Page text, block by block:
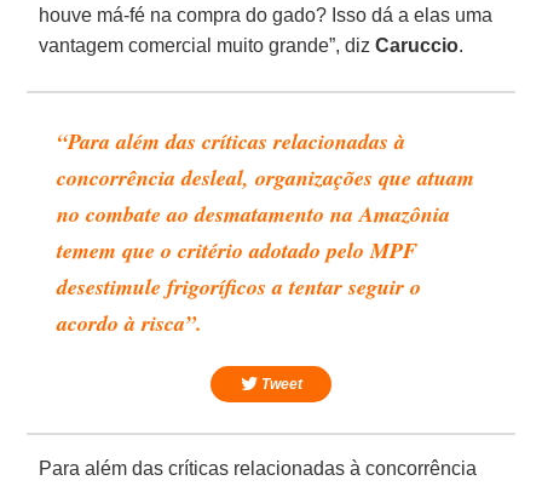
houve má-fé na compra do gado? Isso dá a elas uma
vantagem comercial muito grande”, dizCaruccio.
“Para além das críticas relacionadas à
concorrência desleal, organizações que atuam
no combate ao desmatamento na Amazônia
temem que o critério adotado pelo MPF
desestimule frigoríficos a tentar seguir o
acordo à risca”.
Tweet
Para além das críticas relacionadas à concorrência